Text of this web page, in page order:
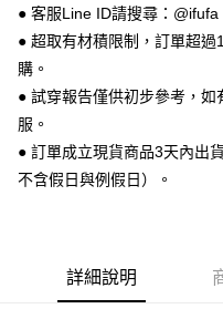
【關於「AFTEE先享後付」】
AFTEE先享後付是「在收到商
１．簡單：不需註冊會員、不需
２．便利：只要手機號碼，簡訊
３．安心：先確認商品／服務後，
【「AFTEE先享後付」結帳流程】
１．於結帳方式選擇「AFTEE先
※ 請注意：結帳手續完成當下不
ATM付款
運送方式
全家 取貨付款
每筆NT$70，滿NT$999(含
付款後 全家取貨
● 客服Line ID請搜尋：@ifufa
● 超取有材積限制，訂單超
購。
● 試穿報告僅供初步參考，
服。
● 訂單成立現貨商品3天內出
不含假日與例假日）。
詳細說明